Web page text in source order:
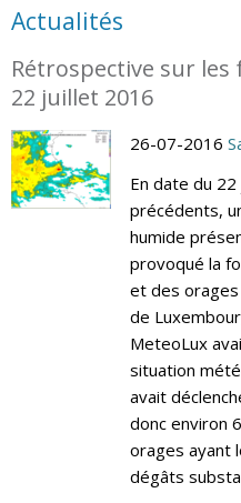
Actualités
Rétrospective sur
22 juillet 2016
26-07-2016
En date du
précédents,
humide
provoqué la
et des
de
MeteoLux
situation
avait
donc environ
orages ayant
dégâts